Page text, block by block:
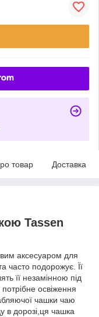
товар Доставка
Tassen
аксесуаром для
часто подорожує. Її
її незамінною під
освіження
чашки чаю
в дорозі,ця чашка